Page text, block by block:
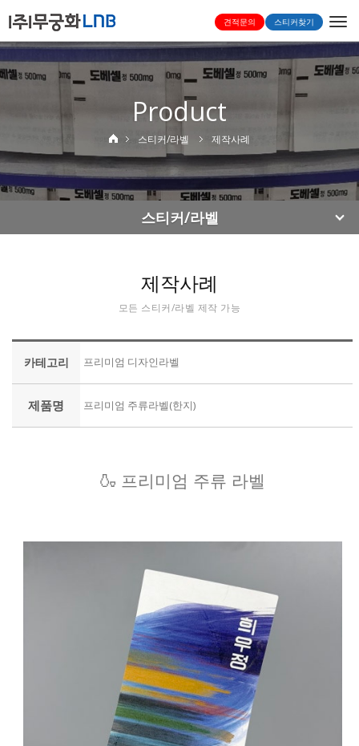
견적문의 스티커찾기
Product
스티커/라벨 제작사례
스티커/라벨
제작사례
모든 스티커/라벨 제작 가능
카테고리 프리미엄 디자인라벨
제품명 프리미엄 주류라벨(한지)
🍶 프리미엄 주류 라벨